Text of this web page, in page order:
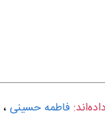
فاطمه حسینی ،